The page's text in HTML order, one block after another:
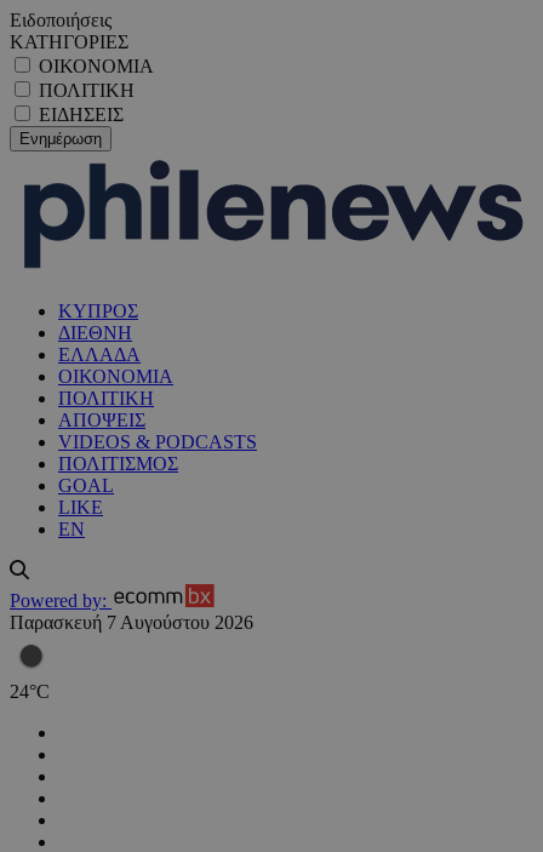
Ειδοποιήσεις
ΚΑΤΗΓΟΡΙΕΣ
ΟΙΚΟΝΟΜΙΑ
ΠΟΛΙΤΙΚΗ
ΕΙΔΗΣΕΙΣ
ΚΥΠΡΟΣ
ΔΙΕΘΝΗ
ΕΛΛΑΔΑ
ΟΙΚΟΝΟΜΙΑ
ΠΟΛΙΤΙΚΗ
ΑΠΟΨΕΙΣ
VIDEOS & PODCASTS
ΠΟΛΙΤΙΣΜΟΣ
GOAL
LIKE
EN
Powered by:
Παρασκευή 7 Αυγούστου 2026
24°C